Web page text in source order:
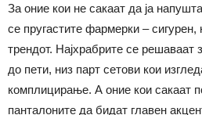
За оние кои не сакаат да ја
се пругастите фармерки –
трендот. Најхрабрите се решаваат
до пети, низ парт сетови кои
комплицирање. А оние кои сакаат
панталоните да бидат главен